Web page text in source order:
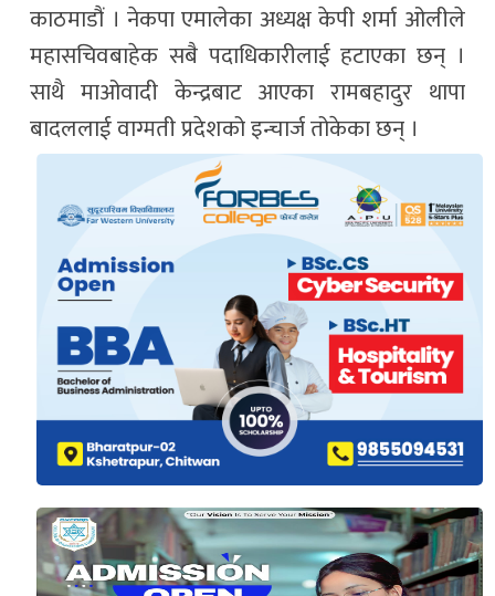
काठमाडौं । नेकपा एमालेका अध्यक्ष केपी शर्मा ओलीले
महासचिवबाहेक सबै पदाधिकारीलाई हटाएका छन् ।
साथै माओवादी केन्द्रबाट आएका रामबहादुर थापा
बादललाई वाग्मती प्रदेशको इन्चार्ज तोकेका छन् ।